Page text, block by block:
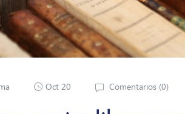
Oct 20 Comentarios (0)